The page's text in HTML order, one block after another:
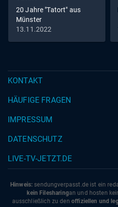
20 Jahre "Tatort" aus
Münster
13.11.2022
KONTAKT
HÄUFIGE FRAGEN
IMPRESSUM
DATENSCHUTZ
LIVE-TV-JETZT.DE
Hinweis: sendungverpasst.de ist ein
kein Filesharingan und hosten
ausschließlich zu den offiziellen und